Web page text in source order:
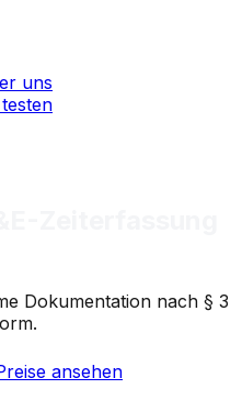
uns
Dokumentation nach § 3
ansehen